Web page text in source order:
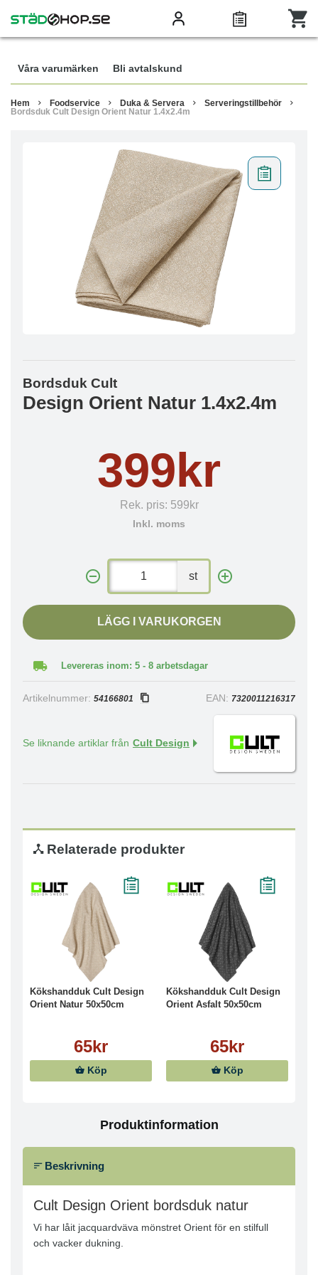
Våra varumärken Bli avtalskund
Hem Foodservice Duka & Servera
Serveringstillbehör
Bordsduk Cult Design Orient Natur 1.4x2.4m
Bordsduk Cult
Design Orient Natur 1.4x2.4m
399kr
Rek. pris: 599kr
Inkl. moms
st
LÄGG I VARUKORGEN
Levereras inom: 5 - 8 arbetsdagar
Artikelnummer: 54166801 EAN: 7320011216317
Se liknande artiklar från Cult Design
Relaterade produkter
Kökshandduk Cult Design
Orient Natur 50x50cm
65kr
Köp
Kökshandduk Cult Design
Orient Asfalt 50x50cm
65kr
Köp
Produktinformation
Beskrivning
Cult Design Orient bordsduk natur
Vi har låit jacquardväva mönstret Orient för en stilfull
och vacker dukning.